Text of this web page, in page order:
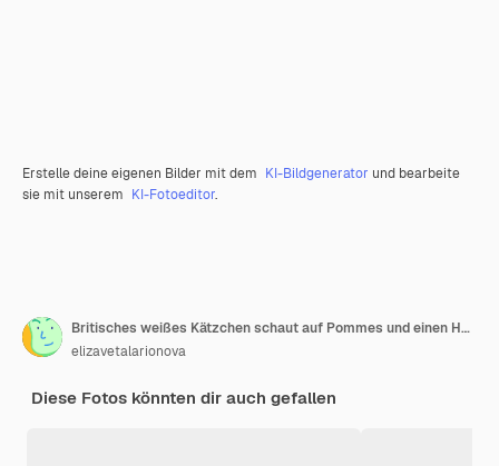
Erstelle deine eigenen Bilder mit dem KI-Bildgenerator und bearbeite
sie mit unserem KI-Fotoeditor.
Britisches weißes Kätzchen schaut auf Pommes und einen Hamburger. Spielzeug Plastiknahrung.
elizavetalarionova
Diese Fotos könnten dir auch gefallen